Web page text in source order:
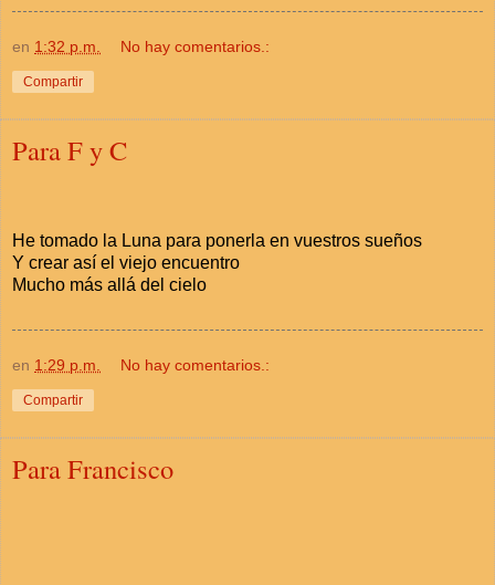
en 1:32 p.m. No hay comentarios.:
Compartir
Para F y C
He tomado la Luna para ponerla en vuestros sueños
Y crear así el viejo encuentro
Mucho más allá del cielo
en 1:29 p.m. No hay comentarios.:
Compartir
Para Francisco